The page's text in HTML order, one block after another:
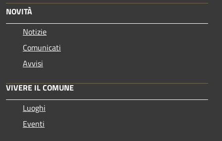
NOVITÀ
Notizie
Comunicati
Avvisi
VIVERE IL COMUNE
Luoghi
Eventi